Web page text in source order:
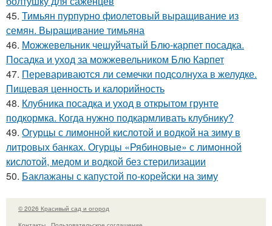
45. Тимьян пурпурно фиолетовый выращивание из
семян. Выращивание тимьяна
46. Можжевельник чешуйчатый Блю-карпет посадка.
Посадка и уход за можжевельником Блю Карпет
47. Перевариваются ли семечки подсолнуха в желудке.
Пищевая ценность и калорийность
48. Клубника посадка и уход в открытом грунте
подкормка. Когда нужно подкармливать клубнику?
49. Огурцы с лимонной кислотой и водкой на зиму в
литровых банках. Огурцы «Рябиновые» с лимонной
кислотой, медом и водкой без стерилизации
50. Баклажаны с капустой по-корейски на зиму
© 2026 Красивый сад и огород